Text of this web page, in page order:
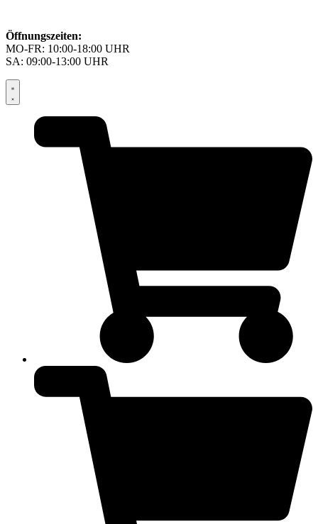
Öffnungszeiten:
MO-FR: 10:00-18:00 UHR
SA: 09:00-13:00 UHR